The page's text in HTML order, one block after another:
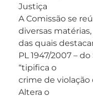
Justiça
A Comissão se
diversas matérias,
das quais
PL 1947/2007 –
“tipifica o
crime de violação
Altera o